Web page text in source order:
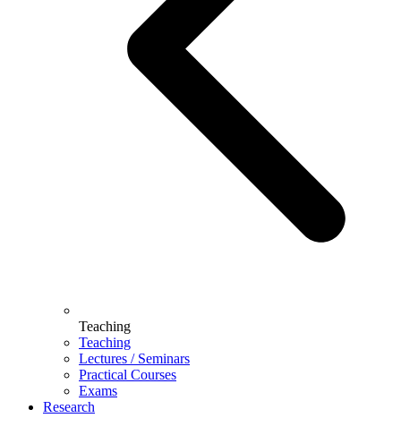
Teaching
Teaching
Lectures / Seminars
Practical Courses
Exams
Research